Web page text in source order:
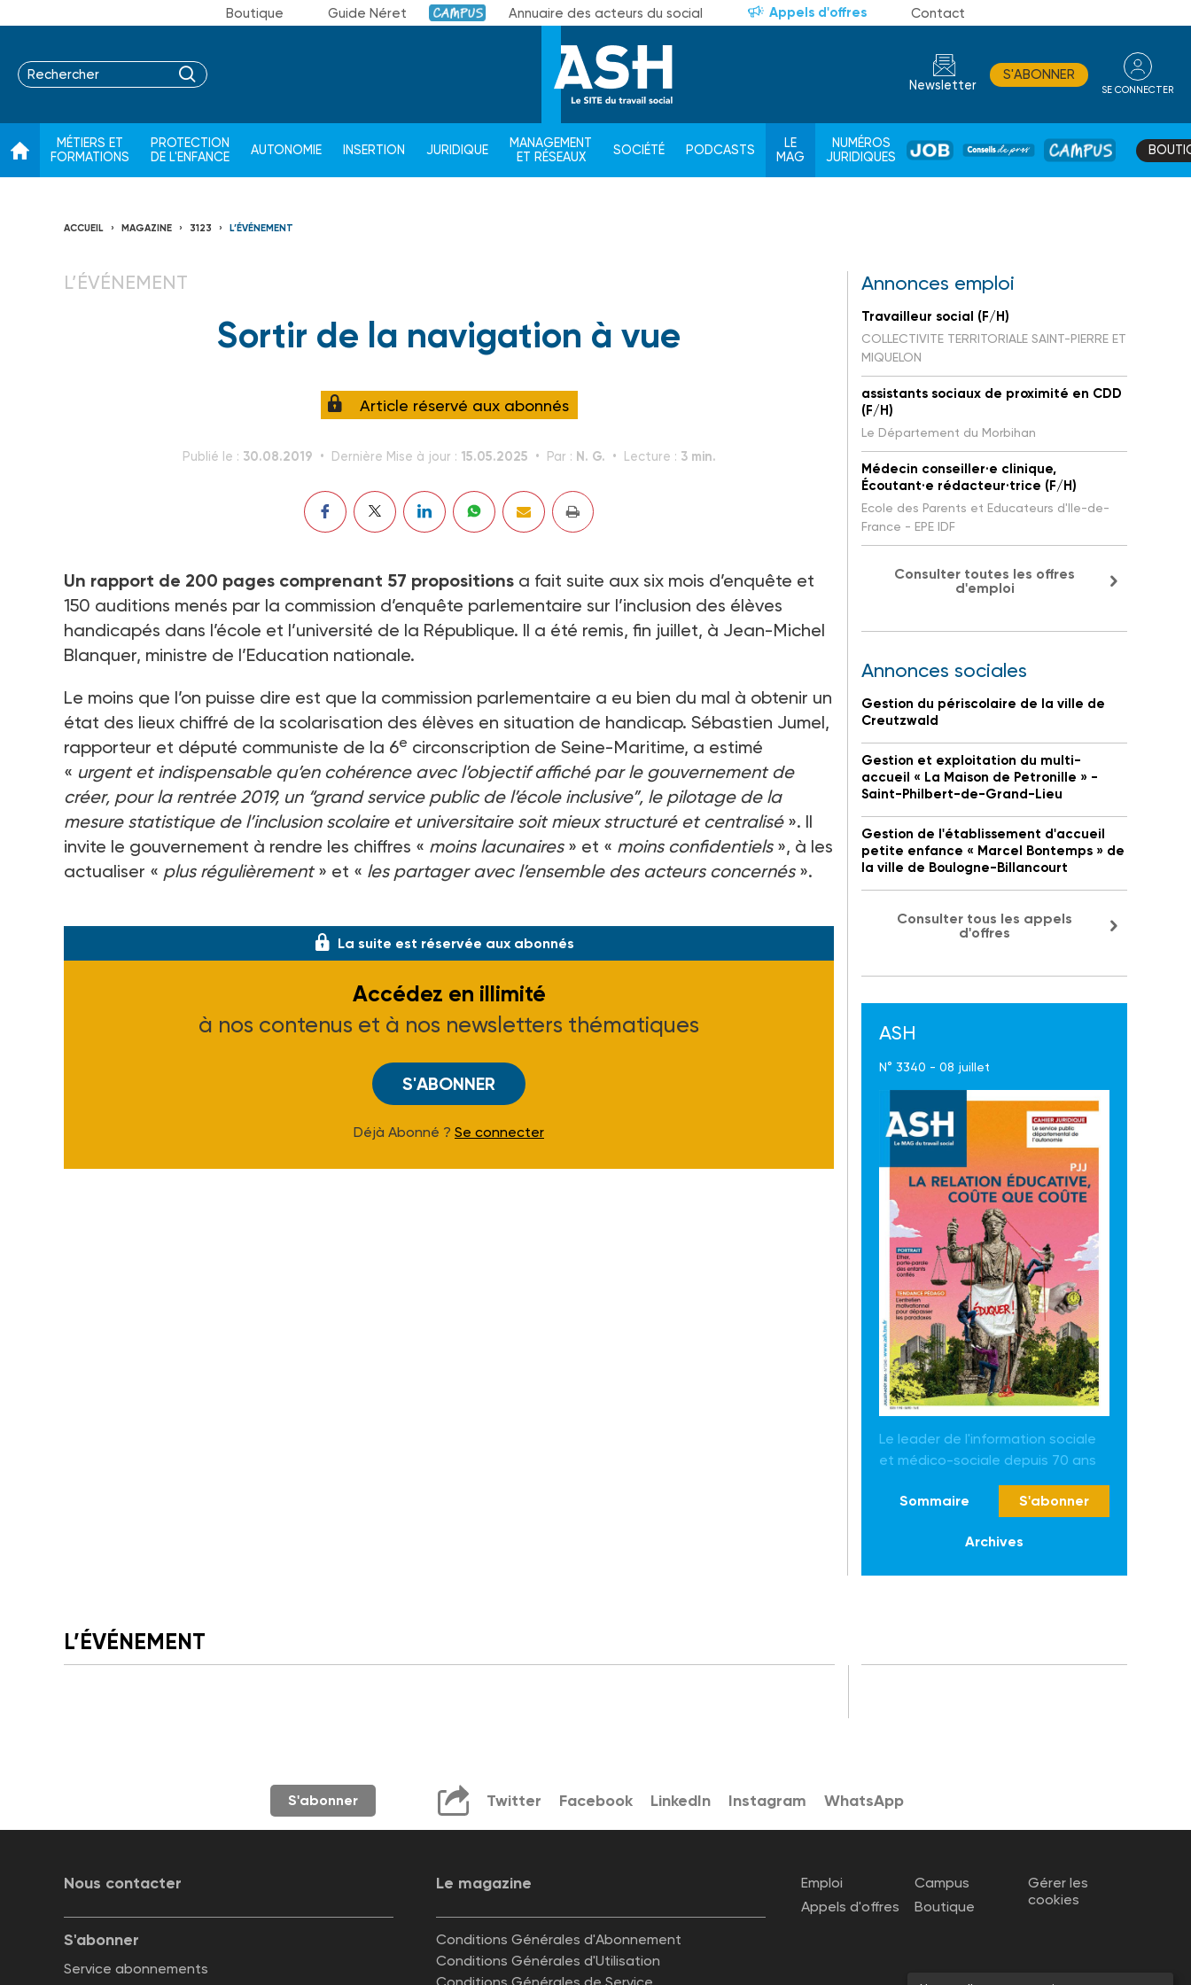
Boutique Guide Néret Campus Annuaire des acteurs du social Appels d'offres Contact
Newsletter
S'ABONNER
SE CONNECTER
MÉTIERS ET
FORMATIONS
PROTECTION
DE L'ENFANCE
AUTONOMIE INSERTION JURIDIQUE
MANAGEMENT
ET RÉSEAUX
SOCIÉTÉ PODCASTS
LE
MAG
NUMÉROS
JURIDIQUES
JOB
DE
CAMPUS
ACCUEIL MAGAZINE 3123 L’ÉVÉNEMENT
L’ÉVÉNEMENT
Sortir de la navigation à vue
Article réservé aux abonnés
Publié le : 30.08.2019 Dernière Mise à jour : 15.05.2025 Par : N. G. Lecture : 3 min.
Un rapport de 200 pages comprenant 57 propositions a fait suite aux six mois d’enquête et
150 auditions menés par la commission d’enquête parlementaire sur l’inclusion des élèves
handicapés dans l’école et l’université de la République. Il a été remis, fin juillet, à Jean-Michel
Blanquer, ministre de l’Education nationale.
Le moins que l’on puisse dire est que la commission parlementaire a eu bien du mal à obtenir un
état des lieux chiffré de la scolarisation des élèves en situation de handicap. Sébastien Jumel,
rapporteur et député communiste de la 6e circonscription de Seine-Maritime, a estimé
« urgent et indispensable qu’en cohérence avec l’objectif affiché par le gouvernement de
créer, pour la rentrée 2019, un “grand service public de l’école inclusive”, le pilotage de la
mesure statistique de l’inclusion scolaire et universitaire soit mieux structuré et centralisé». Il
invite le gouvernement à rendre les chiffres « moins lacunaires» et « moins confidentiels», à les
actualiser « plus régulièrement» et « les partager avec l’ensemble des acteurs concernés».
La suite est réservée aux abonnés
Accédez en illimité
à nos contenus et à nos newsletters thématiques
S'ABONNER
Déjà Abonné ? Se connecter
Annonces emploi
Travailleur social (F/H)
COLLECTIVITE TERRITORIALE SAINT-PIERRE ET
MIQUELON
assistants sociaux de proximité en CDD
(F/H)
Le Département du Morbihan
Médecin conseiller·e clinique,
Écoutant·e rédacteur·trice (F/H)
Ecole des Parents et Educateurs d'Ile-de-
France - EPE IDF
Consulter toutes les offres
d'emploi
Annonces sociales
Gestion du périscolaire de la ville de
Creutzwald
Gestion et exploitation du multi-
accueil « La Maison de Petronille » -
Saint-Philbert-de-Grand-Lieu
Gestion de l'établissement d'accueil
petite enfance « Marcel Bontemps » de
la ville de Boulogne-Billancourt
Consulter tous les appels
d'offres
ASH
N° 3340 - 08 juillet
Le leader de l'information sociale
et médico-sociale depuis 70 ans
Sommaire S'abonner
Archives
L’ÉVÉNEMENT
S'abonner Twitter Facebook LinkedIn Instagram WhatsApp
Nous contacter Le magazine
S'abonner
Service abonnements
Conditions Générales d'Abonnement
Conditions Générales d'Utilisation
Emploi
Appels d'offres
Campus
Boutique
Gérer les
cookies